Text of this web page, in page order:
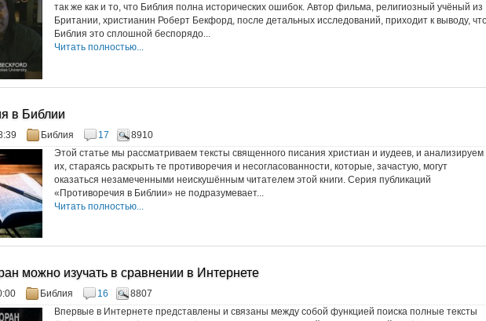
так же как и то, что Библия полна исторических ошибок. Автор фильма, религиозный учёный из
Британии, христианин Роберт Бекфорд, после детальных исследований, приходит к выводу,
Библия это сплошной беспорядо...
Читать полностью...
в Библии
Библия 17
8910
Этой статье мы рассматриваем тексты священного писания христиан и иудеев, и анализируем
их, стараясь раскрыть те противоречия и несогласованности, которые, зачастую, могут
оказаться незамеченными неискушённым читателем этой книги. Серия публикаций
«Противоречия в Библии» не подразумевает...
Читать полностью...
можно изучать в сравнении в Интернете
Библия 16
8807
Впервые в Интернете представлены и связаны между собой функцией поиска полные тексты